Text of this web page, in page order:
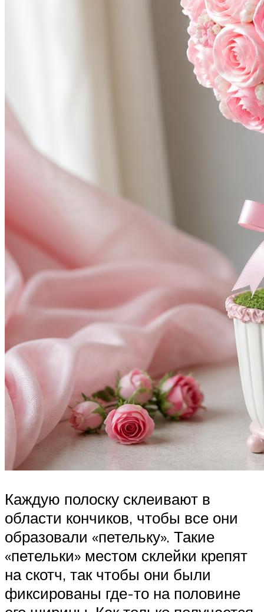
Каждую полоску склеивают в
области кончиков, чтобы все они
образовали «петельку». Такие
«петельки» местом склейки крепят
на скотч, так чтобы они были
фиксированы где-то на половине